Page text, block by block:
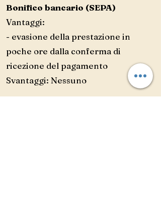
Bonifico bancario (SEPA)
Vantaggi:
- evasione della prestazione in
poche ore dalla conferma di
ricezione del pagamento
Svantaggi: Nessuno